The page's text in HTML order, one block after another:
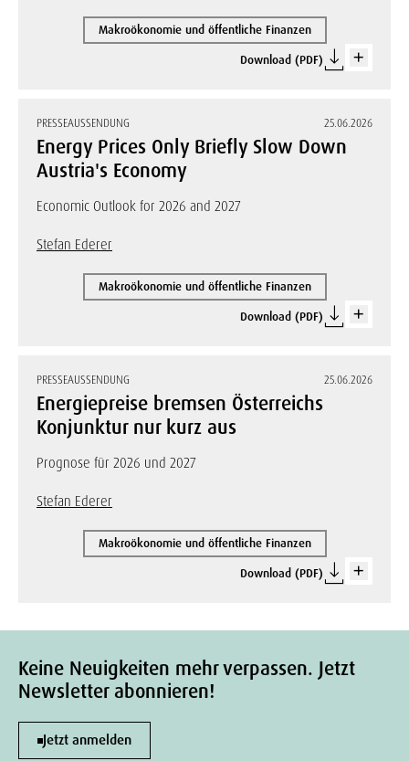
Makroökonomie und öffentliche Finanzen
Download (PDF)
PRESSEAUSSENDUNG 25.06.2026
Energy Prices Only Briefly Slow Down
Austria's Economy
Economic Outlook for 2026 and 2027
Stefan Ederer
Makroökonomie und öffentliche Finanzen
Download (PDF)
PRESSEAUSSENDUNG 25.06.2026
Energiepreise bremsen Österreichs
Konjunktur nur kurz aus
Prognose für 2026 und 2027
Stefan Ederer
Makroökonomie und öffentliche Finanzen
Download (PDF)
Keine Neuigkeiten mehr verpassen. Jetzt
Newsletter abonnieren!
Jetzt anmelden